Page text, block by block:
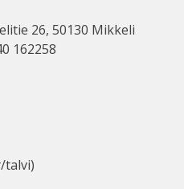
26, 50130 Mikkeli
162258
talvi)